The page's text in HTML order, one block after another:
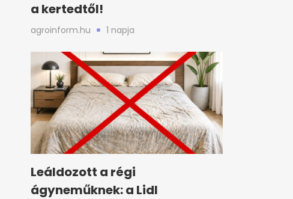
a kertedtől!
agroinform.hu 1 napja
Leáldozott a régi
ágyneműknek: a Lidl